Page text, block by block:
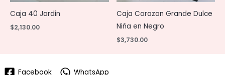
Caja 40 Jardin
$2,130.00
Caja Corazon Grande Dulce
Niña en Negro
$3,730.00
Facebook WhatsApp